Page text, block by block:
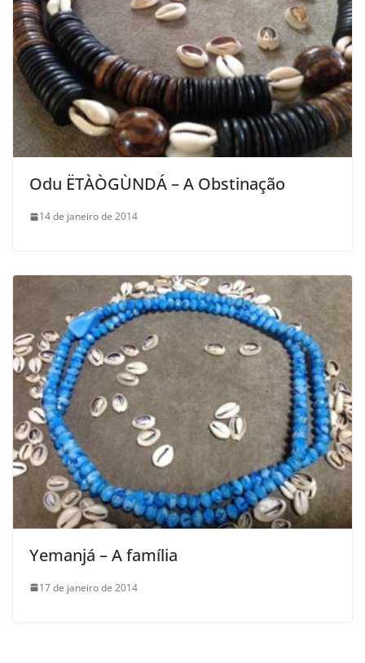
Odu ËTÀÒGÙNDÁ – A Obstinação
14 de janeiro de 2014
Yemanjá – A família
17 de janeiro de 2014